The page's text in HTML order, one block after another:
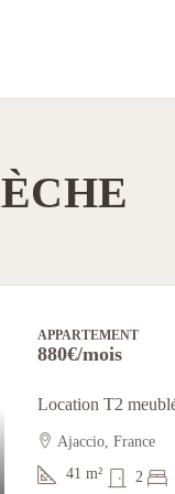
APPARTEMENT
880€/mois
Location T2
Ajaccio, France
41 m² 2